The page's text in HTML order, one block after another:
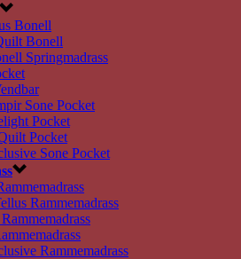
Bonell
Bonell
Springmadrass
Sone Pocket
Pocket
Pocket
Sone Pocket
Rammemadrass
Rammemadrass